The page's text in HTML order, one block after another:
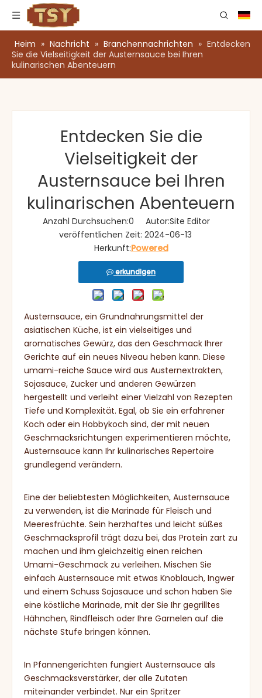
Heim » Nachricht » Branchennachrichten » Entdecken
Sie die Vielseitigkeit der Austernsauce bei Ihren
kulinarischen Abenteuern
Entdecken Sie die
Vielseitigkeit der
Austernsauce bei Ihren
kulinarischen Abenteuern
Anzahl Durchsuchen:0 Autor:Site Editor
veröffentlichen Zeit: 2024-06-13
Herkunft:Powered
erkundigen
Austernsauce, ein Grundnahrungsmittel der
asiatischen Küche, ist ein vielseitiges und
aromatisches Gewürz, das den Geschmack Ihrer
Gerichte auf ein neues Niveau heben kann. Diese
umami-reiche Sauce wird aus Austernextrakten,
Sojasauce, Zucker und anderen Gewürzen
hergestellt und verleiht einer Vielzahl von Rezepten
Tiefe und Komplexität. Egal, ob Sie ein erfahrener
Koch oder ein Hobbykoch sind, der mit neuen
Geschmacksrichtungen experimentieren möchte,
Austernsauce kann Ihr kulinarisches Repertoire
grundlegend verändern.
Eine der beliebtesten Möglichkeiten, Austernsauce
zu verwenden, ist die Marinade für Fleisch und
Meeresfrüchte. Sein herzhaftes und leicht süßes
Geschmacksprofil trägt dazu bei, das Protein zart zu
machen und ihm gleichzeitig einen reichen
Umami-Geschmack zu verleihen. Mischen Sie
einfach Austernsauce mit etwas Knoblauch, Ingwer
und einem Schuss Sojasauce und schon haben Sie
eine köstliche Marinade, mit der Sie Ihr gegrilltes
Hähnchen, Rindfleisch oder Ihre Garnelen auf die
nächste Stufe bringen können.
In Pfannengerichten fungiert Austernsauce als
Geschmacksverstärker, der alle Zutaten
miteinander verbindet. Nur ein Spritzer